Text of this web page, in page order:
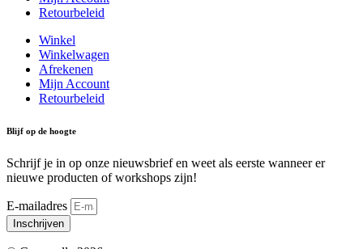
Retourbeleid
Winkel
Winkelwagen
Afrekenen
Mijn Account
Retourbeleid
Blijf op de hoogte
Schrijf je in op onze nieuwsbrief en weet als eerste wanneer er
nieuwe producten of workshops zijn!
E-mailadres
Inschrijven